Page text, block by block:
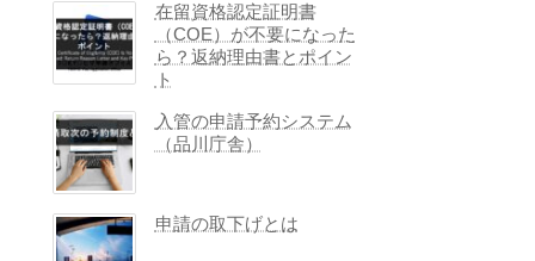
在留資格認定証明書
（COE）が不要になった
ら？返納理由書とポイン
ト
入管の申請予約システム
（品川庁舎）
申請の取下げとは